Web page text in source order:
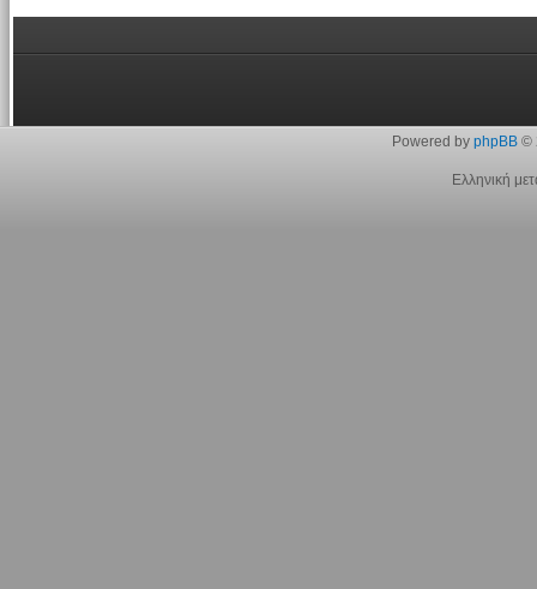
Powered by phpBB©
Ελληνική